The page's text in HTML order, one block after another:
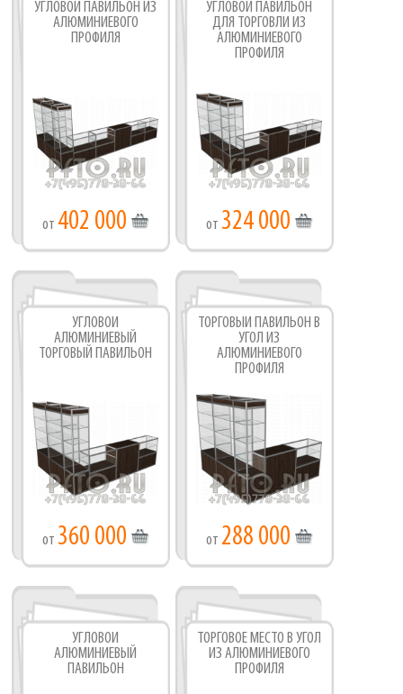
УГЛОВОЙ ПАВИЛЬОН ИЗ
АЛЮМИНИЕВОГО
ПРОФИЛЯ
от 402 000
УГЛОВОЙ ПАВИЛЬОН
ДЛЯ ТОРГОВЛИ ИЗ
АЛЮМИНИЕВОГО
ПРОФИЛЯ
от 324 000
УГЛОВОЙ
АЛЮМИНИЕВЫЙ
ТОРГОВЫЙ ПАВИЛЬОН
от 360 000
ТОРГОВЫЙ ПАВИЛЬОН В
УГОЛ ИЗ
АЛЮМИНИЕВОГО
ПРОФИЛЯ
от 288 000
УГЛОВОЙ
АЛЮМИНИЕВЫЙ
ПАВИЛЬОН
ТОРГОВОЕ МЕСТО В УГОЛ
ИЗ АЛЮМИНИЕВОГО
ПРОФИЛЯ